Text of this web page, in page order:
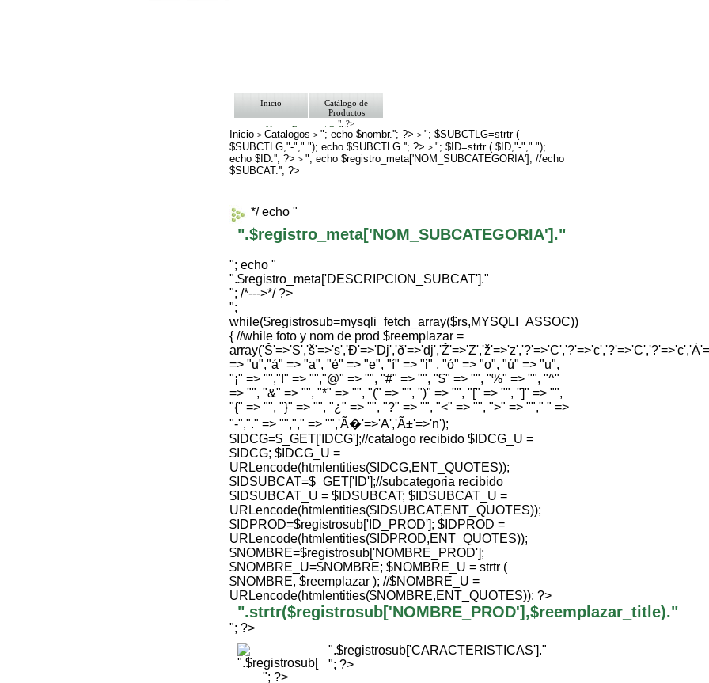
Inicio
Catálogo de
Productos
"; ?>
Ventas Empresa/ Gobierno
Ofertas
Envíos y Formas de Pago
Nosotros
Bolsa de Trabajo
Inicio >Catalogos >"; echo $nombr.''; ?>>"; $SUBCTLG=strtr (
$SUBCTLG,"-"," "); echo $SUBCTLG.''; ?>>"; $ID=strtr ( $ID,"-"," ");
echo $ID.''; ?>>"; echo $registro_meta['NOM_SUBCATEGORIA']; //echo
$SUBCAT.''; ?>
*/ echo "
".$registro_meta['NOM_SUBCATEGORIA']."
"; echo "
".$registro_meta['DESCRIPCION_SUBCAT']."
"; /*--->*/ ?>
";
while($registrosub=mysqli_fetch_array($rs,MYSQLI_ASSOC))
{ //while foto y nom de prod $reemplazar =
=> "u","á" => "a", "é" => "e", "í" => "i" , "ó" => "o", "ú" => "u",
"¡" => "","!" => "","@" => "", "#" => "", "$" => "", "%" => "", "^"
=> "", "&" => "", "*" => "", "(" => "", ")" => "", "[" => "", "]" => "",
"{" => "", "}" => "", "¿" => "", "?" => "", "<" => "", ">" => ""," " =>
"-","." => "","," => "",'Ã�'=>'A','Ã±'=>'n');
$IDCG=$_GET['IDCG'];//catalogo recibido $IDCG_U =
$IDCG; $IDCG_U =
URLencode(htmlentities($IDCG,ENT_QUOTES));
$IDSUBCAT=$_GET['ID'];//subcategoria recibido
$IDSUBCAT_U = $IDSUBCAT; $IDSUBCAT_U =
URLencode(htmlentities($IDSUBCAT,ENT_QUOTES));
$IDPROD=$registrosub['ID_PROD']; $IDPROD =
URLencode(htmlentities($IDPROD,ENT_QUOTES));
$NOMBRE=$registrosub['NOMBRE_PROD'];
$NOMBRE_U=$NOMBRE; $NOMBRE_U = strtr (
$NOMBRE, $reemplazar ); //$NOMBRE_U =
URLencode(htmlentities($NOMBRE,ENT_QUOTES)); ?>
".strtr($registrosub['NOMBRE_PROD'],$reemplazar_title)."
"; ?>
"; ?>
".$registrosub['CARACTERISTICAS']."
"; ?>